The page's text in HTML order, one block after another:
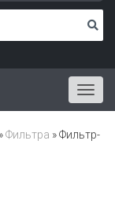
Menu
»Фильтра »Фильтр-